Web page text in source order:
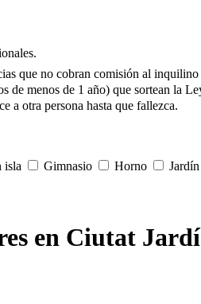
que no cobran comisión al
de menos de 1 año) que sortean la
a otra persona hasta que fallezca.
isla Gimnasio Horno Jardín
en Ciutat Jardí